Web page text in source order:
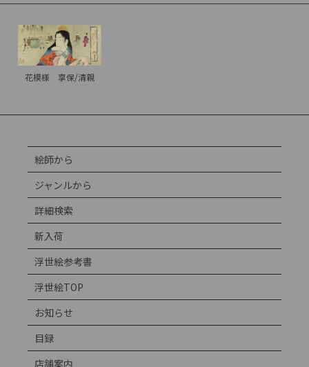
花模様 享保/清親
絵師から
ジャンルから
詳細検索
新入荷
浮世絵参考書
浮世絵TOP
お知らせ
目録
店舗案内